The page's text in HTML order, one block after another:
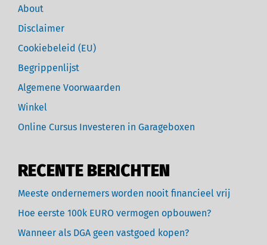
About
Disclaimer
Cookiebeleid (EU)
Begrippenlijst
Algemene Voorwaarden
Winkel
Online Cursus Investeren in Garageboxen
RECENTE BERICHTEN
Meeste ondernemers worden nooit financieel vrij
Hoe eerste 100k EURO vermogen opbouwen?
Wanneer als DGA geen vastgoed kopen?